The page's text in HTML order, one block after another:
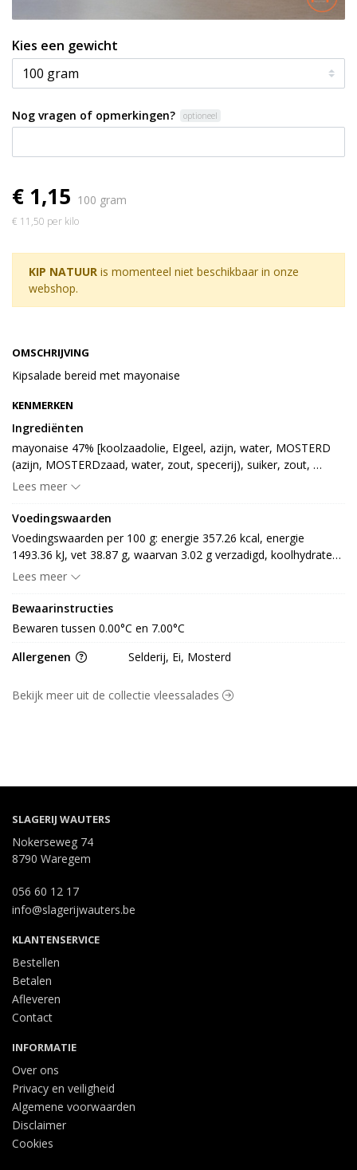
OMSCHRIJVING
Kipsalade bereid met mayonaise
Kies een gewicht
Nog vragen of opmerkingen? optioneel
€ 1,15 100 gram
€ 11,50 per kilo
KIP NATUUR is momenteel niet beschikbaar in onze
webshop.
KENMERKEN
Ingrediënten
mayonaise 47% [koolzaadolie, EIgeel, azijn, water, MOSTERD
(azijn, MOSTERDzaad, water, zout, specerij), suiker, zout,
antioxidant: E385, aroma], kip 47%, ui 3%, kipkruiden [zout,
nootmuskaat, kurkuma, fenegriek, bonenkruiden, lavas,
SELDERIJ, venkel, peper, knoflook, gember, komijn, kardemom,
kruidnagel), smaakversterker: E621, antioxidant: E331, dextrose,
prei, aroma (rook)]
Lees meer
Voedingswaarden
Voedingswaarden per 100 g: energie 357.26 kcal, energie
1493.36 kJ, vet 38.87 g, waarvan 3.02 g verzadigd, koolhydraten
0.89 g, waarvan 0.73 g suiker, eiwit 0.73 g, vezel 0.14 g en 1.00 g
Lees meer
Bewaarinstructies
Bewaren tussen 0.00°C en 7.00°C
Allergenen
Selderij, Ei, Mosterd
Bekijk meer uit de collectie vleessalades
SLAGERIJ WAUTERS
Nokerseweg 74
8790 Waregem
056 60 12 17
info@slagerijwauters.be
KLANTENSERVICE
Bestellen
Betalen
Afleveren
Contact
INFORMATIE
Over ons
Privacy en veiligheid
Algemene voorwaarden
Disclaimer
Cookies